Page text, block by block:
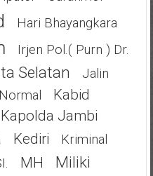
Hari Bhayangkara
Irjen Pol.( Purn ) Dr.
Selatan
Jalin
Kabid
Kapolda Jambi
Kediri Kriminal
MH
Miliki